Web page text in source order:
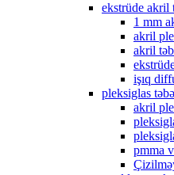
ekstrüde akril
1 mm
akril
akril
işıq
pleksiglas
akril
pmma